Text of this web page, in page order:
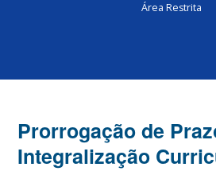
Área Restrita
Prorrogação de
Integralização